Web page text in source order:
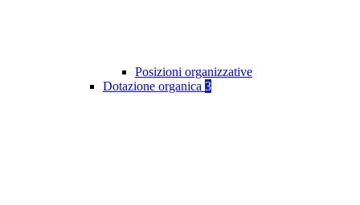
Posizioni organizzative
Dotazione organica 3